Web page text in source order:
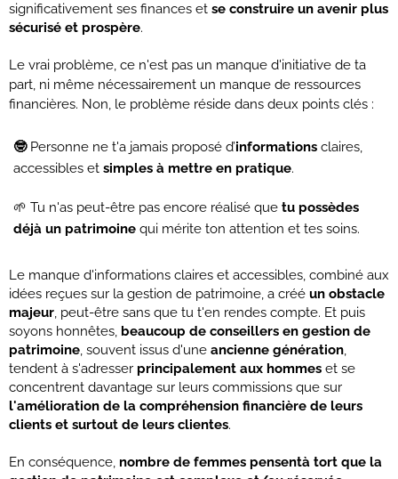
significativement ses finances et se construire un avenir plus
sécurisé et prospère.
Le vrai problème, ce n'est pas un manque d'initiative de ta
part, ni même nécessairement un manque de ressources
financières. Non, le problème réside dans deux points clés :
🤓Personne ne t'a jamais proposé d’informations claires,
accessibles et simples à mettre en pratique.
🌱 Tu n'as peut-être pas encore réalisé que tu possèdes
déjà un patrimoine qui mérite ton attention et tes soins.
Le manque d'informations claires et accessibles, combiné aux
idées reçues sur la gestion de patrimoine, a créé un obstacle
majeur, peut-être sans que tu t'en rendes compte. Et puis
soyons honnêtes, beaucoup de conseillers en gestion de
patrimoine, souvent issus d'une ancienne génération,
tendent à s'adresser principalement aux hommes et se
concentrent davantage sur leurs commissions que sur
l'amélioration de la compréhension financière de leurs
clients et surtout de leurs clientes.
En conséquence, nombre de femmes pensentà tort que la